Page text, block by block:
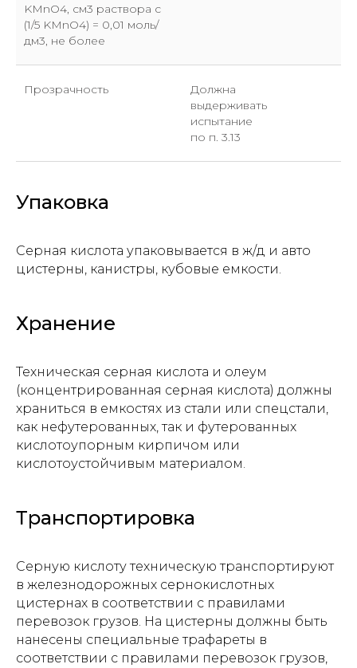
KMnO4, см3 раствора с
(1/5 KMnO4) = 0,01 моль/
дм3, не более
Прозрачность
Должна
выдерживать
испытание
по п. 3.13
Упаковка
Серная кислота упаковывается в ж/д и авто
цистерны, канистры, кубовые емкости.
Хранение
Техническая серная кислота и олеум
(концентрированная серная кислота) должны
храниться в емкостях из стали или спецстали,
как нефутерованных, так и футерованных
кислотоупорным кирпичом или
кислотоустойчивым материалом.
Транспортировка
Серную кислоту техническую транспортируют
в железнодорожных сернокислотных
цистернах в соответствии с правилами
перевозок грузов. На цистерны должны быть
нанесены специальные трафареты в
соответствии с правилами перевозок грузов,
Нажимая на кнопку, вы даетесогласие на
конфиденциальности
Каталог
Спецпредложения
Доставка и оплата
Логистические центры
Компания